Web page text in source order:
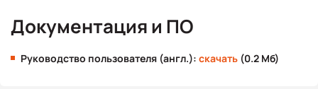
Документация и ПО
Руководство пользователя (англ.): скачать (0.2 Мб)